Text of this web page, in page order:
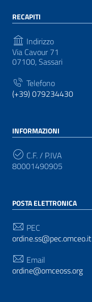
RECAPITI
Indirizzo
Via Cavour 71
07100, Sassari
Telefono
(+39) 079234430
INFORMAZIONI
C.F. / P.IVA
80001490905
POSTA ELETTRONICA
PEC
ordine.ss@pec.omceo.it
Email
ordine@omceoss.org